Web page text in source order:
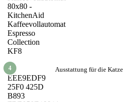
4 Ausstattung für die Katze